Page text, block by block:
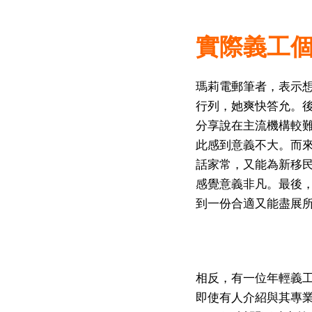
實際義工
瑪莉電郵筆者，表示
行列，她爽快答允。
分享說在主流機構較
此感到意義不大。而
話家常，又能為新移
感覺意義非凡。最後
到一份合適又能盡展
相反，有一位年輕義
即使有人介紹與其專